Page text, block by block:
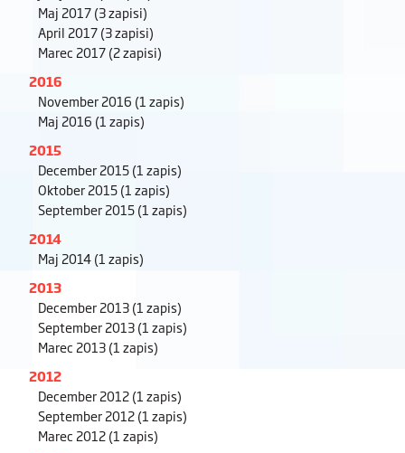
Maj 2017(3 zapisi)
April 2017(3 zapisi)
Marec 2017(2 zapisi)
2016
November 2016 (1 zapis)
Maj 2016 (1 zapis)
2015
December 2015(1 zapis)
Oktober 2015(1 zapis)
September 2015(1 zapis)
2014
Maj 2014(1 zapis)
2013
December 2013(1 zapis)
September 2013(1 zapis)
Marec 2013(1 zapis)
2012
December 2012(1 zapis)
September 2012(1 zapis)
Marec 2012(1 zapis)